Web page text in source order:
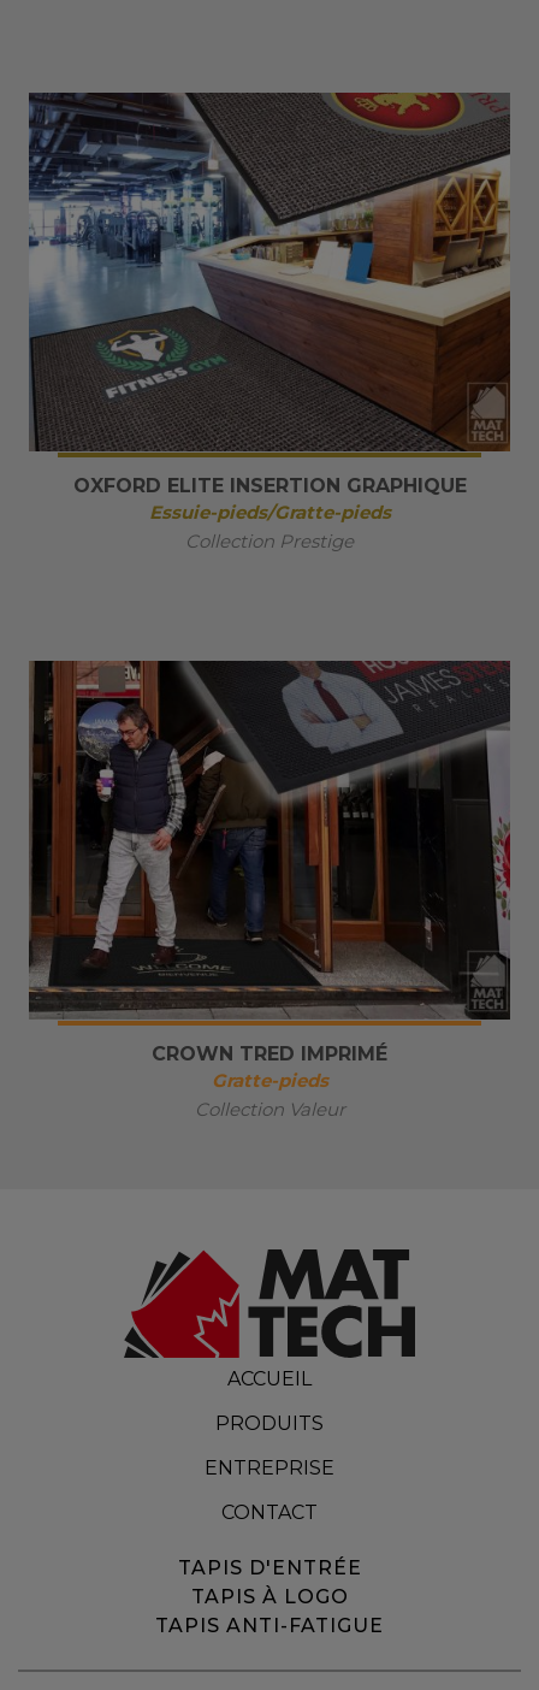
OXFORD ELITE INSERTION GRAPHIQUE
Essuie-pieds/Gratte-pieds
Collection Prestige
CROWN TRED IMPRIMÉ
Gratte-pieds
Collection Valeur
ACCUEIL
PRODUITS
ENTREPRISE
CONTACT
TAPIS D'ENTRÉE
TAPIS À LOGO
TAPIS ANTI-FATIGUE